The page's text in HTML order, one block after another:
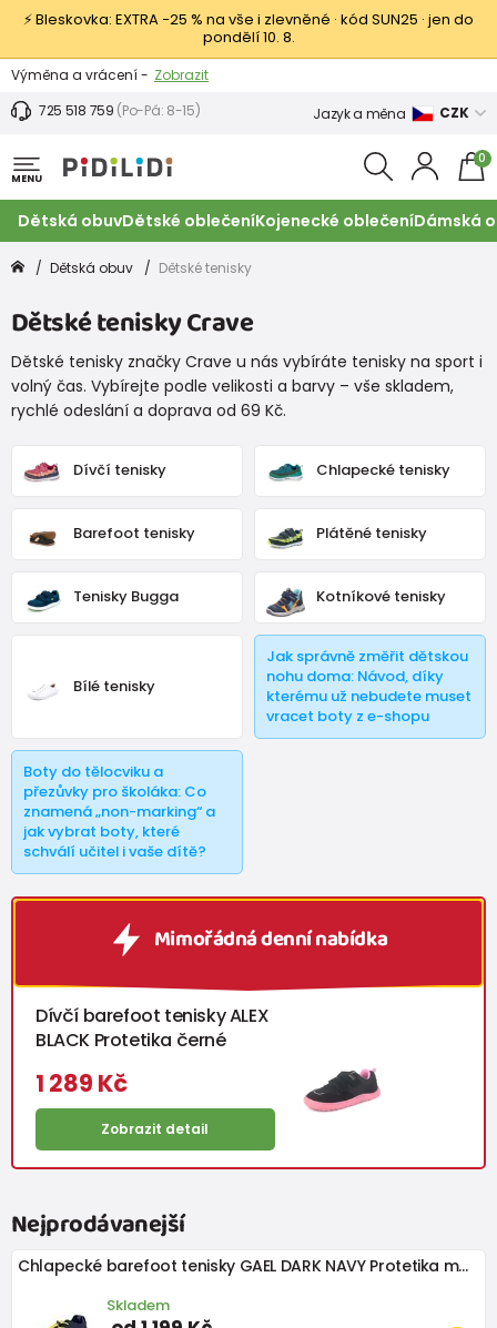
⚡ Bleskovka: EXTRA −25 % na vše i zlevněné · kód SUN25 · jen do
pondělí 10. 8.
Výměna a vrácení - Zobrazit
Sleva 100 Kč na první nákup -
725 518 759 (Po-Pá: 8-15) Jazyk a měna CZK
MENU
0
Dětská obuvDětské oblečeníKojenecké oblečeníDámská
Dětská obuv Dětské tenisky
Dětské tenisky Crave
Dětské tenisky značky Crave u nás vybíráte tenisky na sport i
volný čas. Vybírejte podle velikosti a barvy – vše skladem,
rychlé odeslání a doprava od 69 Kč.
Dívčí tenisky Chlapecké tenisky
Barefoot tenisky Plátěné tenisky
Tenisky Bugga Kotníkové tenisky
Bílé tenisky
Jak správně změřit dětskou
nohu doma: Návod, díky
kterému už nebudete muset
vracet boty z e-shopu
Boty do tělocviku a
přezůvky pro školáka: Co
znamená „non-marking“ a
jak vybrat boty, které
schválí učitel i vaše dítě?
Mimořádná denní nabídka
Dívčí barefoot tenisky ALEX
BLACK Protetika černé
1 289 Kč
Zobrazit detail
Nejprodávanejší
Chlapecké barefoot tenisky GAEL DARK NAVY Protetika modré
Skladem